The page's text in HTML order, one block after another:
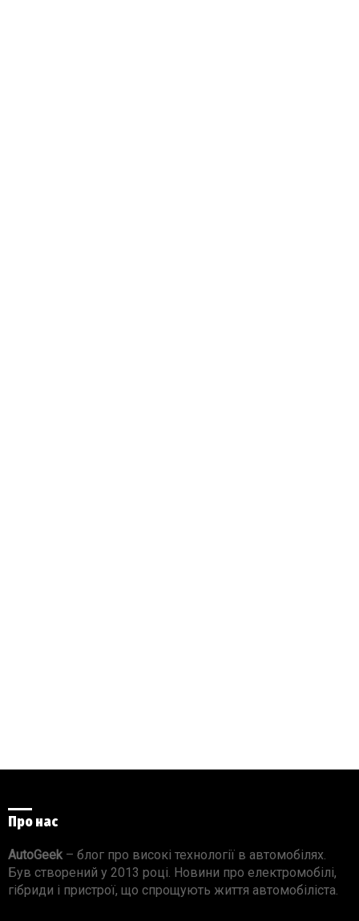
Про нас
AutoGeek– блог про високі технології в автомобілях.
Був створений у 2013 році. Новини про електромобілі,
гібриди і пристрої, що спрощують життя автомобіліста.